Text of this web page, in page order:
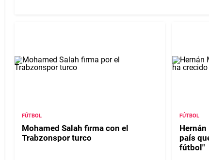
FÚTBOL
Mohamed Salah firma con el
Trabzonspor turco
FÚTBOL
Hernán
país
fútbol"